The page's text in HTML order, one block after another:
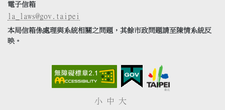
電子信箱
la_laws@gov.taipei
本局信箱係處理與系統相關之問題，其餘市政問題請至陳情系統反
映。
小 中 大